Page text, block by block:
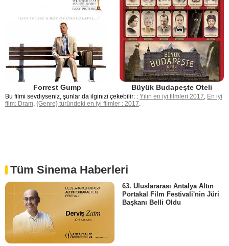
Forrest Gump Büyük Budapeşte Oteli
Bu filmi sevdiyseniz, şunlar da ilginizi çekebilir: : Yılın en iyi filmleri 2017, En iyi
film: Dram, {Genre} türündeki en iyi filmler : 2017.
Tüm Sinema Haberleri
63. Uluslararası Antalya Altın
Portakal Film Festivali'nin Jüri
Başkanı Belli Oldu